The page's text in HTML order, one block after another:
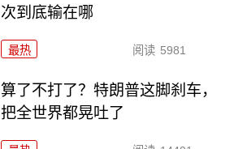
次到底输在哪
最热 阅读 5981
算了不打了？特朗普这脚刹车，
把全世界都晃吐了